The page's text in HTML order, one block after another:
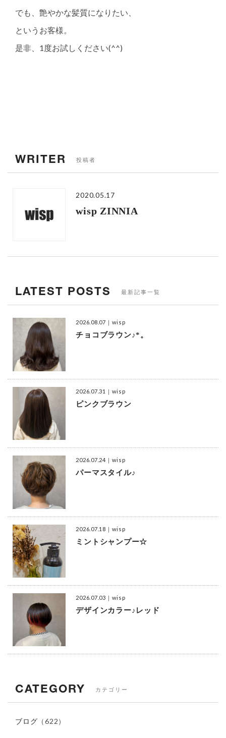
でも、艶やかな髪質になりたい、
というお客様。
是非、1度お試しください(^^)
WRITER 投稿者
2020.05.17
wisp ZINNIA
LATEST POSTS 最新記事一覧
2026.08.07 ｜wisp
チョコブラウン♪*。
2026.07.31 ｜wisp
ピンクブラウン
2026.07.24 ｜wisp
パーマスタイル♪
2026.07.18 ｜wisp
ミントシャンプー☆
2026.07.03 ｜wisp
デザインカラー♪レッド
CATEGORY カテゴリー
ブログ （622）